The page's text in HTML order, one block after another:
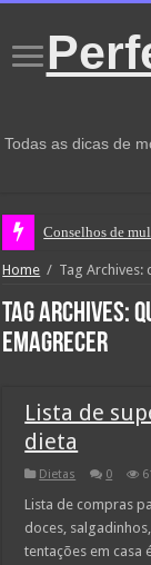
Todas as dicas de
Conselhos de
Home / Tag
Tag Archives:
emagrecer
Lista de
dieta
Dietas 0
Lista de compras
doces,
tentações em casa